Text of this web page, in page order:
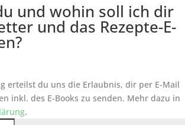
und wohin soll ich dir
und das Rezepte-E-
erteilst du uns die Erlaubnis, dir per E-Mail
inkl. des E-Books zu senden. Mehr dazu in
.